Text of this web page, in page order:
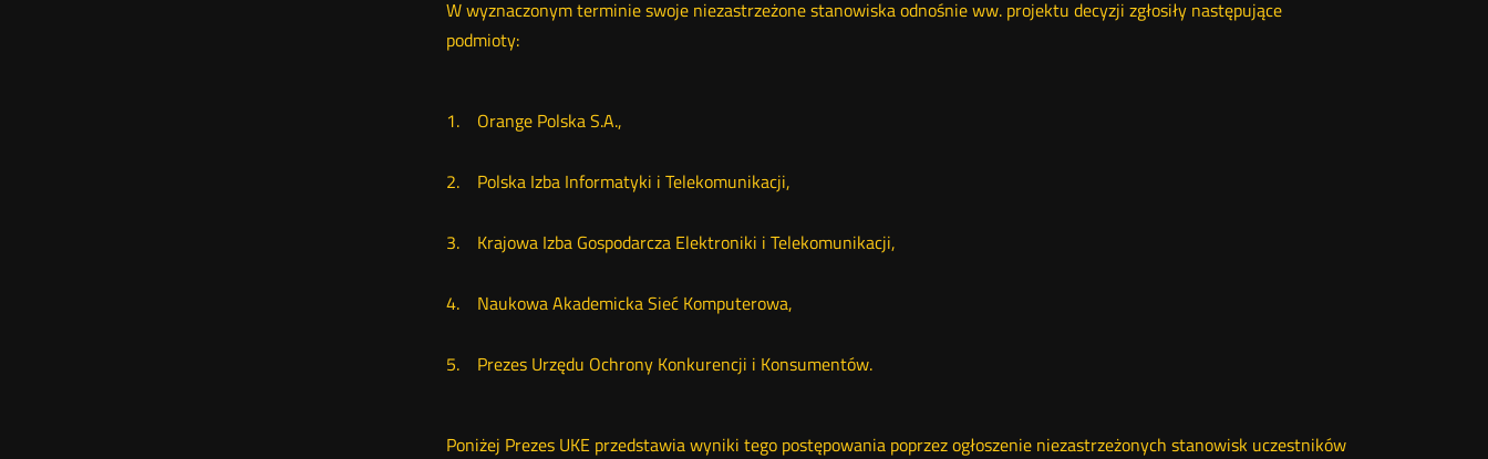
W wyznaczonym terminie swoje niezastrzeżone stanowiska odnośnie ww. projektu decyzji zgłosiły następujące
podmioty:
1. Orange Polska S.A.,
2. Polska Izba Informatyki i Telekomunikacji,
3. Krajowa Izba Gospodarcza Elektroniki i Telekomunikacji,
4. Naukowa Akademicka Sieć Komputerowa,
5. Prezes Urzędu Ochrony Konkurencji i Konsumentów.
Poniżej Prezes UKE przedstawia wyniki tego postępowania poprzez ogłoszenie niezastrzeżonych stanowisk uczestników